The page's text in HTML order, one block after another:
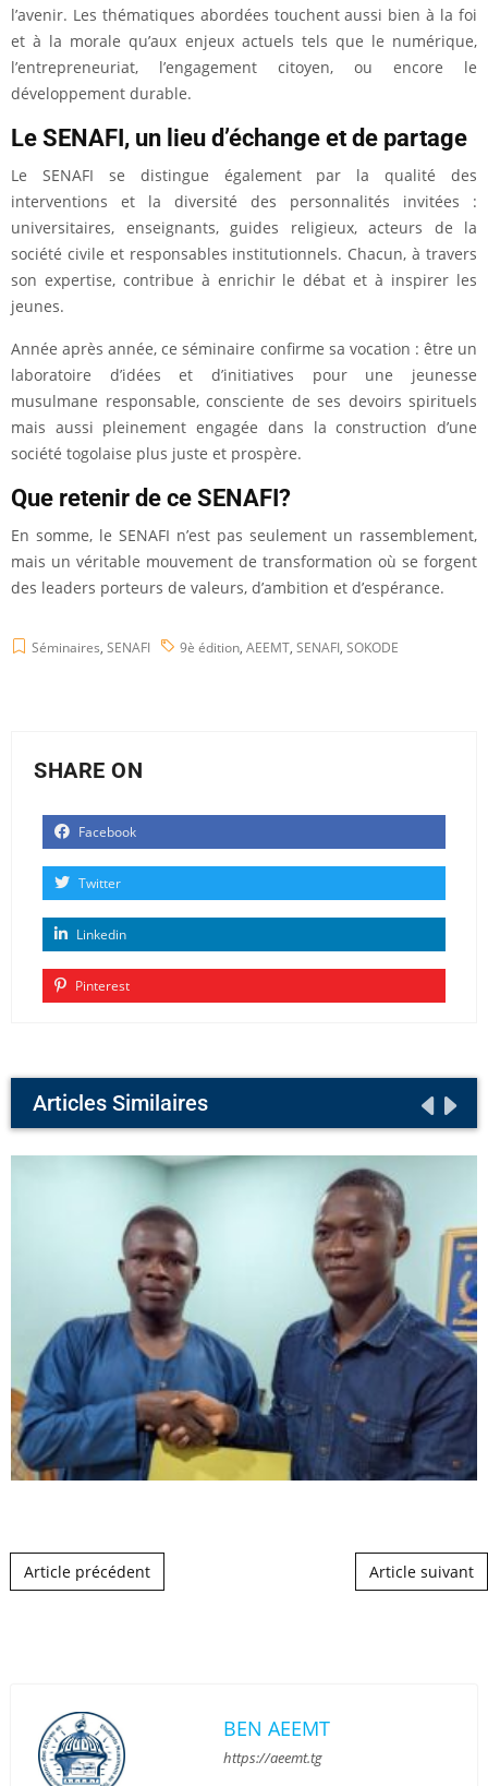
l’avenir. Les thématiques abordées touchent aussi bien à la foi
et à la morale qu’aux enjeux actuels tels que le numérique,
l’entrepreneuriat, l’engagement citoyen, ou encore le
développement durable.
Le SENAFI, un lieu d’échange et de partage
Le SENAFI se distingue également par la qualité des
interventions et la diversité des personnalités invitées :
universitaires, enseignants, guides religieux, acteurs de la
société civile et responsables institutionnels. Chacun, à travers
son expertise, contribue à enrichir le débat et à inspirer les
jeunes.
Année après année, ce séminaire confirme sa vocation : être un
laboratoire d’idées et d’initiatives pour une jeunesse
musulmane responsable, consciente de ses devoirs spirituels
mais aussi pleinement engagée dans la construction d’une
société togolaise plus juste et prospère.
Que retenir de ce SENAFI?
En somme, le SENAFI n’est pas seulement un rassemblement,
mais un véritable mouvement de transformation où se forgent
des leaders porteurs de valeurs, d’ambition et d’espérance.
Séminaires, SENAFI 9è édition, AEEMT, SENAFI, SOKODE
SHARE ON
Facebook
Twitter
Linkedin
Pinterest
Articles Similaires
Post navigation
Article précédent Article suivant
BEN AEEMT
https://aeemt.tg